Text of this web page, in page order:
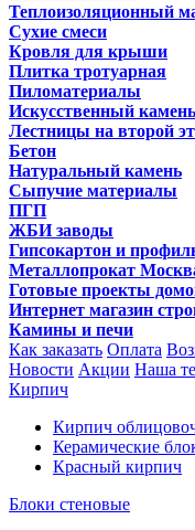
Теплоизоляционный
Сухие смеси
Кровля для крыши
Плитка тротуарная
Пиломатериалы
Искусственный камень
Лестницы на второй
Бетон
Натуральный камень
Сыпучие материалы
ПГП
ЖБИ заводы
Гипсокартон и
Металлопрокат
Готовые проекты
Интернет магазин
Камины и печи
Как заказать Оплата
Новости Акции Наша
Кирпич
Кирпич
Керамические
Красный кирпич
Блоки стеновые